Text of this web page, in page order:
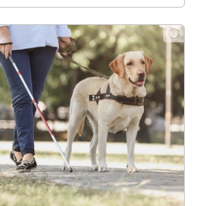
Sie die Verantwortung für
übernehmen können, steht
eines Vierbeiners nichts mehr
Doch bevor Sie einen Hund
Sie einige Punkte
berücksichtigen.